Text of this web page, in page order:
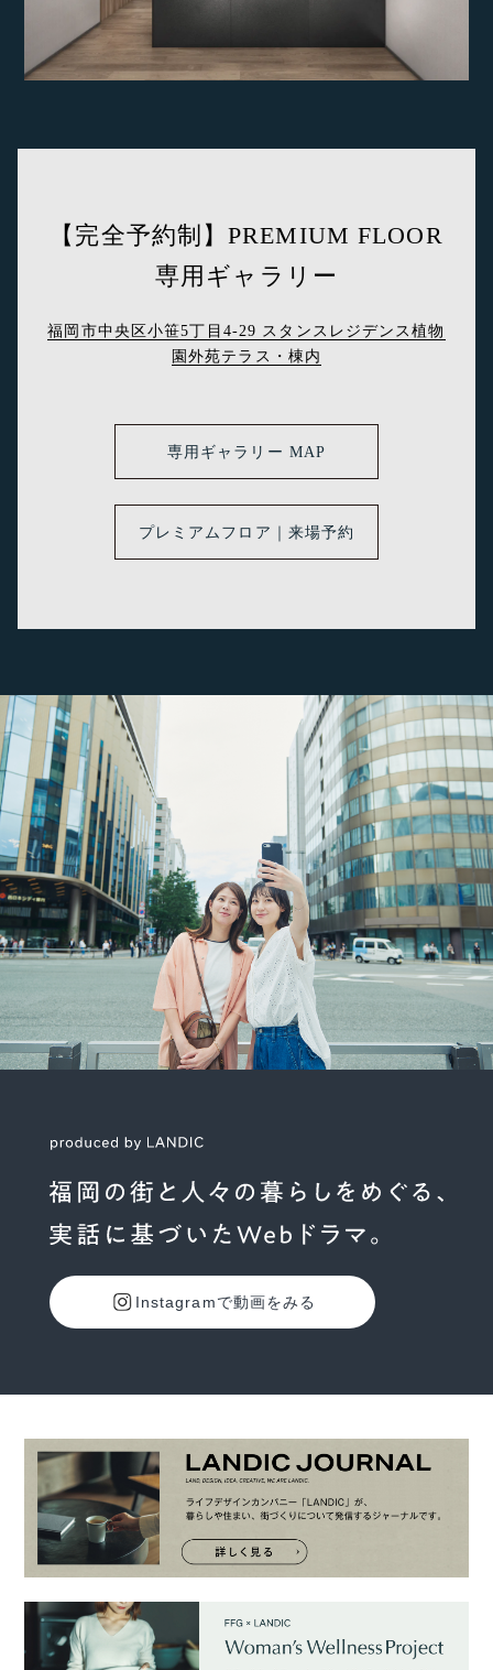
【完全予約制】PREMIUM FLOOR
専用ギャラリー
福岡市中央区小笹5丁目4-29 スタンスレジデンス植物
園外苑テラス・棟内
専用ギャラリー MAP
プレミアムフロア｜来場予約
Instagramで動画をみる